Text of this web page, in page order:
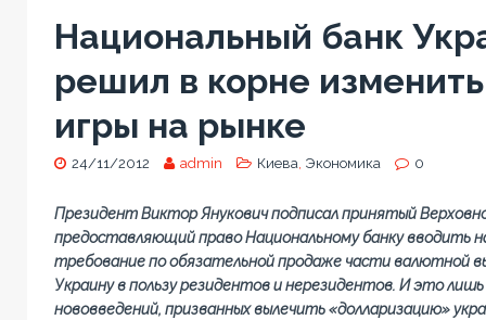
Национальный банк
решил в корне
игры на рынке
24/11/2012 admin Киева Экономика 0
Президент Виктор Янукович подписал принятый
предоставляющий право Национальному банку вводить
требование по обязательной продаже части валютной
Украину в пользу резидентов и нерезидентов. И это
нововведений, призванных вылечить «долларизацию»